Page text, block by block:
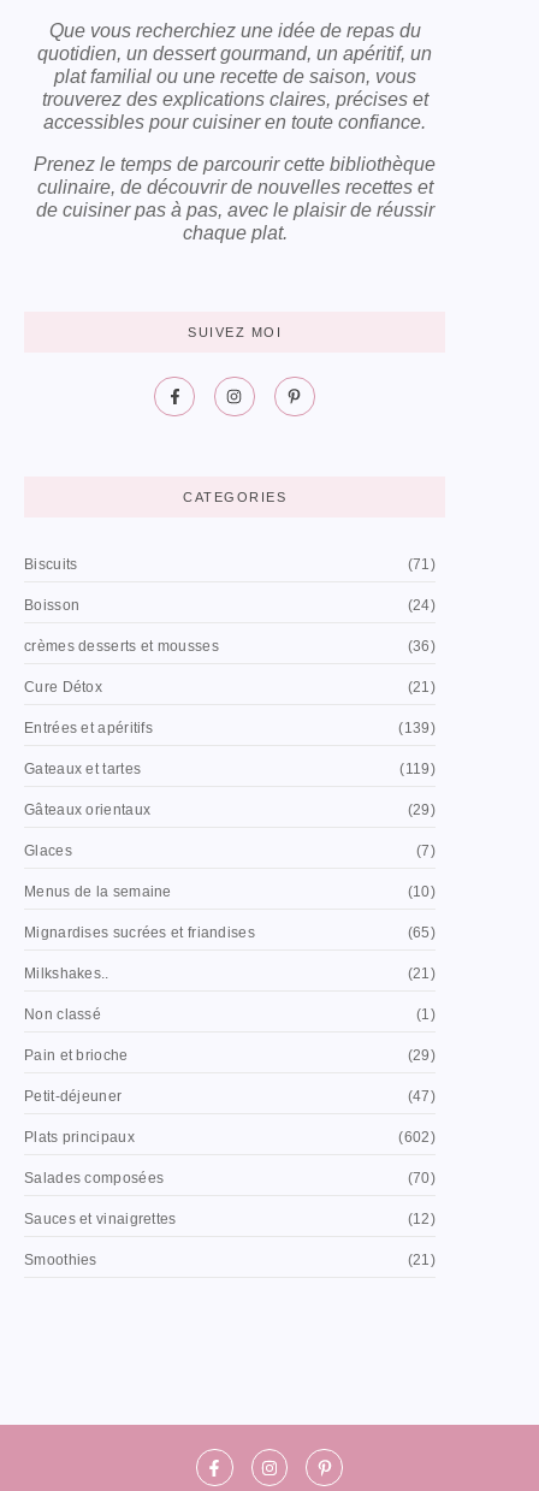
Que vous recherchiez une idée de repas du
quotidien, un dessert gourmand, un apéritif, un
plat familial ou une recette de saison, vous
trouverez des explications claires, précises et
accessibles pour cuisiner en toute confiance.
Prenez le temps de parcourir cette bibliothèque
culinaire, de découvrir de nouvelles recettes et
de cuisiner pas à pas, avec le plaisir de réussir
chaque plat.
SUIVEZ MOI
CATEGORIES
Biscuits (71)
Boisson (24)
crèmes desserts et mousses (36)
Cure Détox (21)
Entrées et apéritifs (139)
Gateaux et tartes (119)
Gâteaux orientaux (29)
Glaces (7)
Menus de la semaine (10)
Mignardises sucrées et friandises (65)
Milkshakes.. (21)
Non classé (1)
Pain et brioche (29)
Petit-déjeuner (47)
Plats principaux (602)
Salades composées (70)
Sauces et vinaigrettes (12)
Smoothies (21)